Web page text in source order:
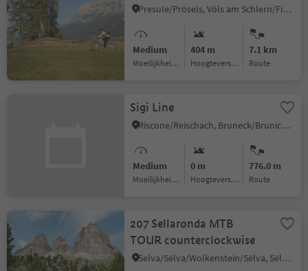
Presule/Prösels, Völs am Schlern/Fiè allo Sciliar, Dolomites Region Seiser Alm
Medium
Moeilijkheidsgraad
404 m
Hoogteverschil
7.1 km
Route
Sigi Line
Riscone/Reischach, Bruneck/Brunico, Dolomites Region Kronplatz/Plan de Corones
Medium
Moeilijkheidsgraad
0 m
Hoogteverschil
776.0 m
Route
207 Sellaronda MTB
TOUR counterclockwise
Selva/Sëlva/Wolkenstein/Sëlva, Sëlva/Selva di Val Gardena, Dolomites Region Val Gardena